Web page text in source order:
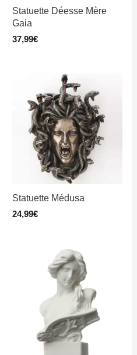
Statuette Déesse Mère
Gaia
37,99€
Statuette Médusa
24,99€